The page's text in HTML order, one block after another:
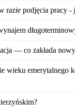
razie podjęcia pracy
— co zakłada
wieku emerytalnego